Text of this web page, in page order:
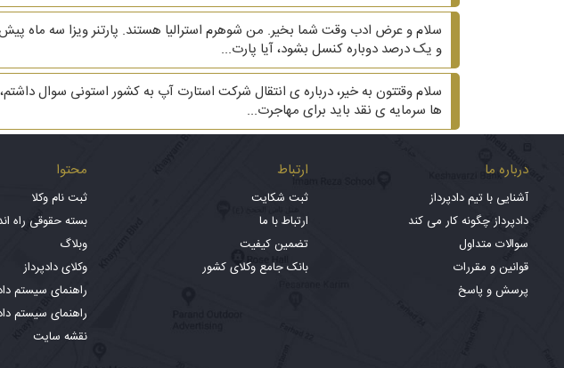
سلام و عرض ادب وقت شما بخیر. من شوهرم استرالیا هستند. پارتنر ویزا سه ماه
و یک درصد دوباره کنسل بشود، آیا پارت...
ها سرمایه ی نقد باید برای مهاجرت...
درباره ما
آشنایی با تیم دادپرداز
دادپرداز چگونه کار می کند
سوالات متداول
قوانین و مقررات
پرسش و پاسخ
ارتباط
ثبت شکایت
ارتباط با ما
تضمین کیفیت
بانک جامع وکلای کشور
محتوا
ثبت نام وکلا
بسته حقوقی راه
وبلاگ
وکلای دادپرداز
راهنمای سیستم
راهنمای سیستم
نقشه سایت